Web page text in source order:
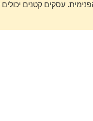
יכולים להתחיל בעצמם, אבל כשהתקציב